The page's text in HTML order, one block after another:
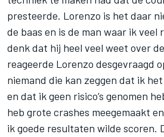
presteerde. Lorenzo is het daar
de baas en is de man waar ik veel
denk dat hij heel veel weet over
reageerde Lorenzo desgevraagd
niemand die kan zeggen dat ik
en dat ik geen risico’s genomen
heb grote crashes meegemaakt
ik goede resultaten wilde scoren.